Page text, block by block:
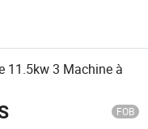
11.5kw 3 Machine à
FOB